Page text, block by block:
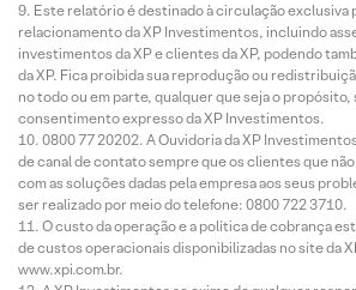
Este relatório é destinado à circulação exclusiva
relacionamento da XP Investimentos, incluindo
investimentos da XP e clientes da XP, podendo
da XP. Fica proibida sua reprodução ou
no todo ou em parte, qualquer que seja o propósito,
consentimento expresso da XP Investimentos.
0800 77 20202. A Ouvidoria da XP
de canal de contato sempre que os clientes que
com as soluções dadas pela empresa aos seus
ser realizado por meio do telefone: 0800 722 3710.
O custo da operação e a política de cobrança
de custos operacionais disponibilizadas no site da
www.xpi.com.br.